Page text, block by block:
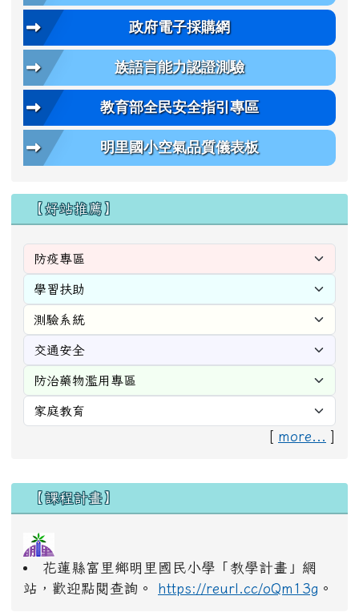
政府電子採購網
族語言能力認證測驗
教育部全民安全指引專區
明里國小空氣品質儀表板
【好站推薦】
[ more...
右邊區域內容
【課程計畫】
花蓮縣富里鄉明里國民小學「教學計畫」網
站，歡迎點閱查詢。
https://reurl.cc/oQm13g 。